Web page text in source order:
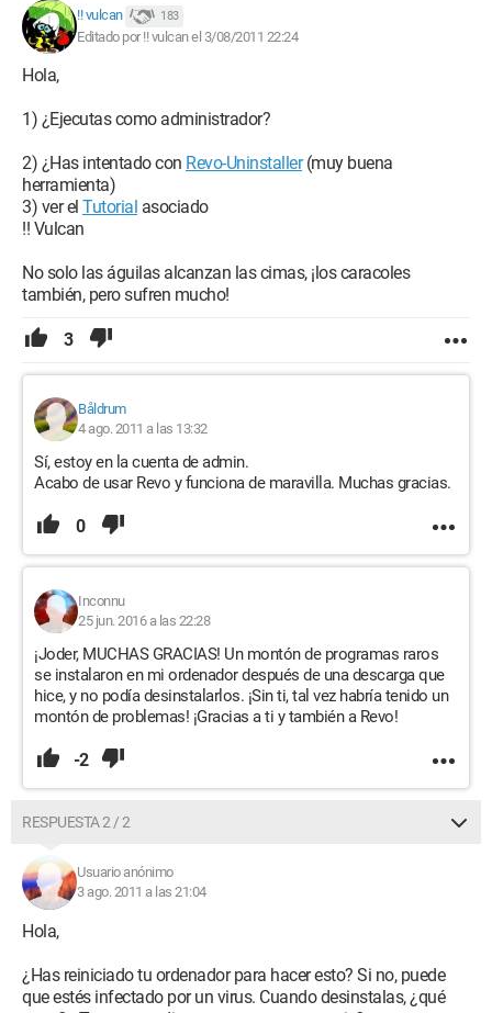
!! vulcan 183
Editado por !! vulcan el 3/08/2011 22:24
Hola,
1) ¿Ejecutas como administrador?
2) ¿Has intentado con Revo-Uninstaller(muy buena
herramienta)
3) ver el Tutorial asociado
!! Vulcan
No solo las águilas alcanzan las cimas, ¡los caracoles
también, pero sufren mucho!
3
Båldrum
4 ago. 2011 a las 13:32
Sí, estoy en la cuenta de admin.
Acabo de usar Revo y funciona de maravilla. Muchas gracias.
0
Inconnu
25 jun. 2016 a las 22:28
¡Joder, MUCHAS GRACIAS! Un montón de programas raros
se instalaron en mi ordenador después de una descarga que
hice, y no podía desinstalarlos. ¡Sin ti, tal vez habría tenido un
montón de problemas! ¡Gracias a ti y también a Revo!
-2
RESPUESTA 2 / 2
Usuario anónimo
3 ago. 2011 a las 21:04
Hola,
¿Has reiniciado tu ordenador para hacer esto? Si no, puede
que estés infectado por un virus. Cuando desinstalas, ¿qué